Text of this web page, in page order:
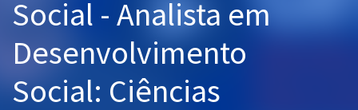
Questões grátis
Conteúdo gratuito
Social - Analista em
Desenvolvimento
Social: Ciências